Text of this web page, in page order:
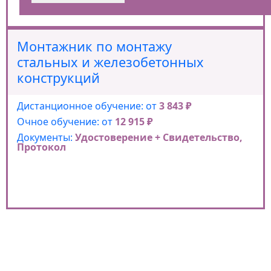
Монтажник по монтажу
стальных и железобетонных
конструкций
Дистанционное обучение: от3 843 ₽
Очное обучение: от 12 915 ₽
Документы: Удостоверение + Свидетельство,
Протокол